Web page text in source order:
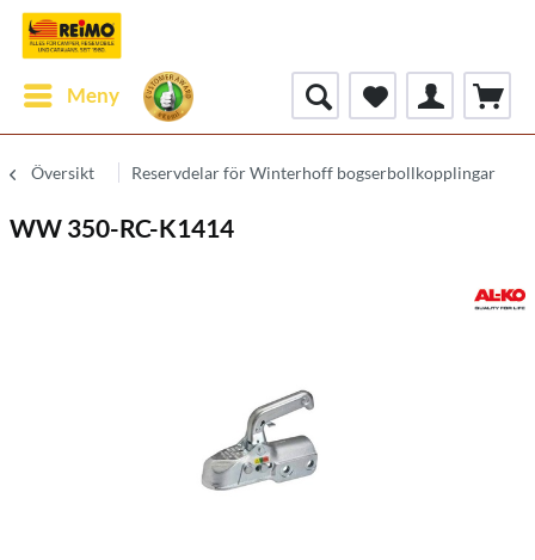
Meny
Översikt Reservdelar för Winterhoff bogserbollkopplingar
WW 350-RC-K1414